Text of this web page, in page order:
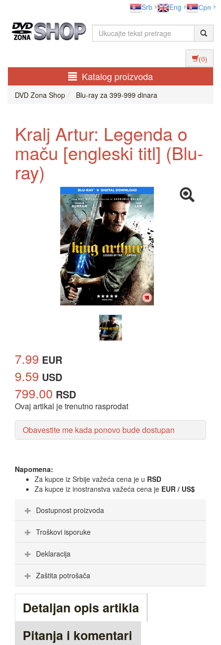
Srb Eng Срп
(0)
Katalog proizvoda
DVD Zona Shop Blu-ray za 399-999 dinara
Kralj Artur: Legenda o
maču [engleski titl] (Blu-
ray)
7.99 EUR
9.59 USD
799.00 RSD
Ovaj artikal je trenutno rasprodat
Obavestite me kada ponovo bude dostupan
Napomena:
Za kupce iz Srbije važeća cena je u RSD
Za kupce iz inostranstva važeća cena je EUR / US$
Dostupnost proizvoda
Troškovi isporuke
Deklaracija
Zaštita potrošača
Detaljan opis artikla
Pitanja i komentari